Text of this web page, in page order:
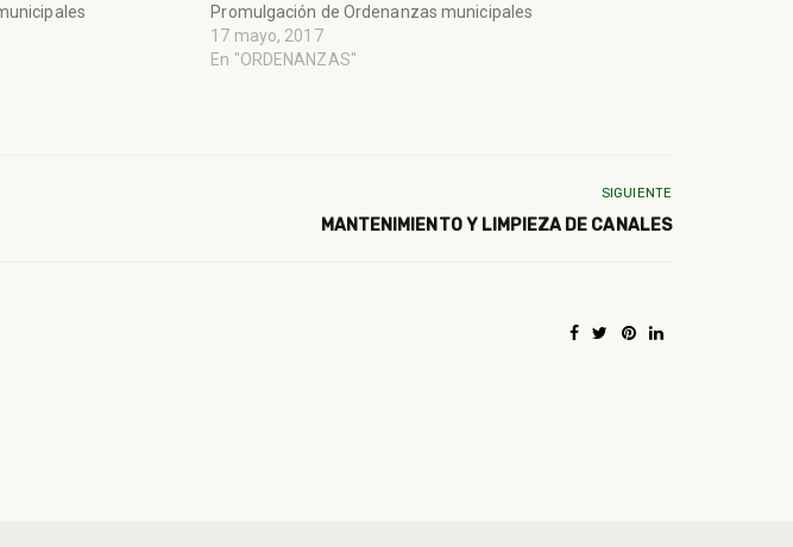
Promulgación de Ordenanzas municipales
17 mayo, 2017
En "ORDENANZAS"
SIGUIENTE
MANTENIMIENTO Y LIMPIEZA DE CANALES